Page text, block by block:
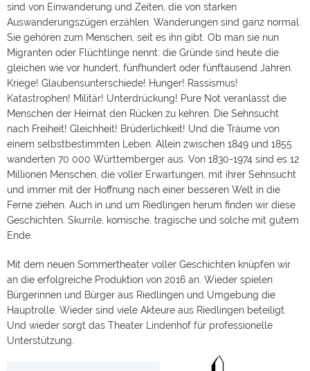
sind von Einwanderung und Zeiten, die von starken
Auswanderungszügen erzählen. Wanderungen sind ganz normal.
Sie gehören zum Menschen, seit es ihn gibt. Ob man sie nun
Migranten oder Flüchtlinge nennt: die Gründe sind heute die
gleichen wie vor hundert, fünfhundert oder fünftausend Jahren.
Kriege! Glaubensunterschiede! Hunger! Rassismus!
Katastrophen! Militär! Unterdrückung! Pure Not veranlasst die
Menschen der Heimat den Rücken zu kehren. Die Sehnsucht
nach Freiheit! Gleichheit! Brüderlichkeit! Und die Träume von
einem selbstbestimmten Leben. Allein zwischen 1849 und 1855
wanderten 70 000 Württemberger aus. Von 1830-1974 sind es 12
Millionen Menschen, die voller Erwartungen, mit ihrer Sehnsucht
und immer mit der Hoffnung nach einer besseren Welt in die
Ferne ziehen. Auch in und um Riedlingen herum finden wir diese
Geschichten. Skurrile, komische, tragische und solche mit gutem
Ende.
Mit dem neuen Sommertheater voller Geschichten knüpfen wir
an die erfolgreiche Produktion von 2016 an. Wieder spielen
Bürgerinnen und Bürger aus Riedlingen und Umgebung die
Hauptrolle. Wieder sind viele Akteure aus Riedlingen beteiligt.
Und wieder sorgt das Theater Lindenhof für professionelle
Unterstützung.